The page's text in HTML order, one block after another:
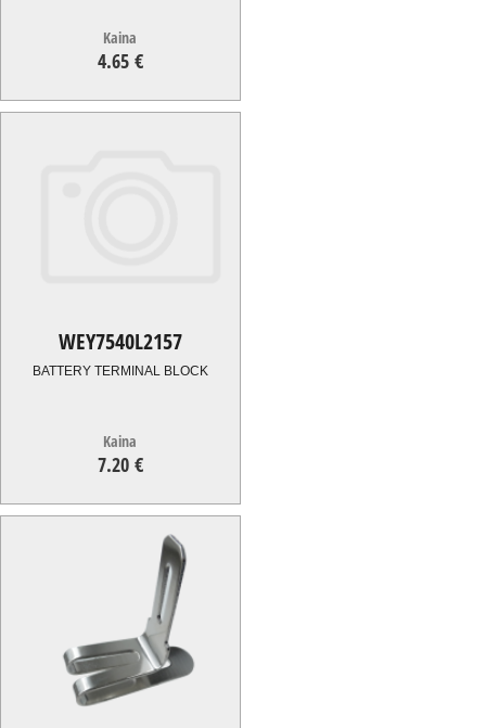
Kaina
4.65 €
4.65€
WEY7540L2157
BATTERY TERMINAL BLOCK
Kaina
7.20 €
7.20€